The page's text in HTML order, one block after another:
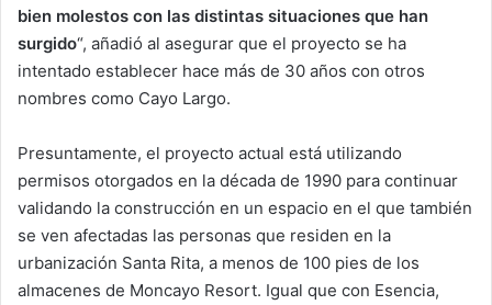
bien molestos con las distintas situaciones que han
surgido“, añadió al asegurar que el proyecto se ha
intentado establecer hace más de 30 años con otros
nombres como Cayo Largo.
Presuntamente, el proyecto actual está utilizando
permisos otorgados en la década de 1990 para continuar
validando la construcción en un espacio en el que también
se ven afectadas las personas que residen en la
urbanización Santa Rita, a menos de 100 pies de los
almacenes de Moncayo Resort. Igual que con Esencia,